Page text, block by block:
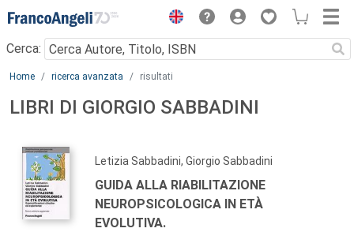
Menu
Cerca:
Main content
Home ricerca avanzata risultati
LIBRI DI GIORGIO SABBADINI
Letizia Sabbadini, Giorgio Sabbadini
GUIDA ALLA RIABILITAZIONE
NEUROPSICOLOGICA IN ETÀ
EVOLUTIVA.